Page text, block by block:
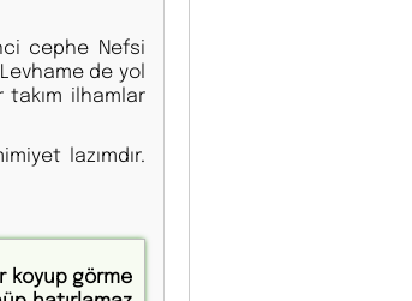
cephe Nefsi
de yol
ilhamlar
lazımdır.
koyup görme